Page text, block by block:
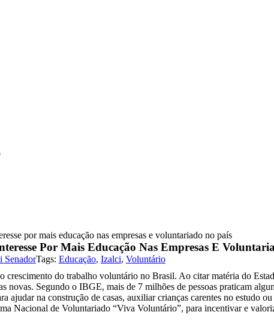
por mais educação nas empresas e voluntariado no país
Por Mais Educação Nas Empresas E
SenadorTags: Educação, Izalci, Voluntário
crescimento do trabalho voluntário no Brasil. Ao citar matéria do
novas. Segundo o IBGE, mais de 7 milhões de pessoas praticam
ajudar na construção de casas, auxiliar crianças carentes no estudo
Nacional de Voluntariado “Viva Voluntário”, para incentivar e